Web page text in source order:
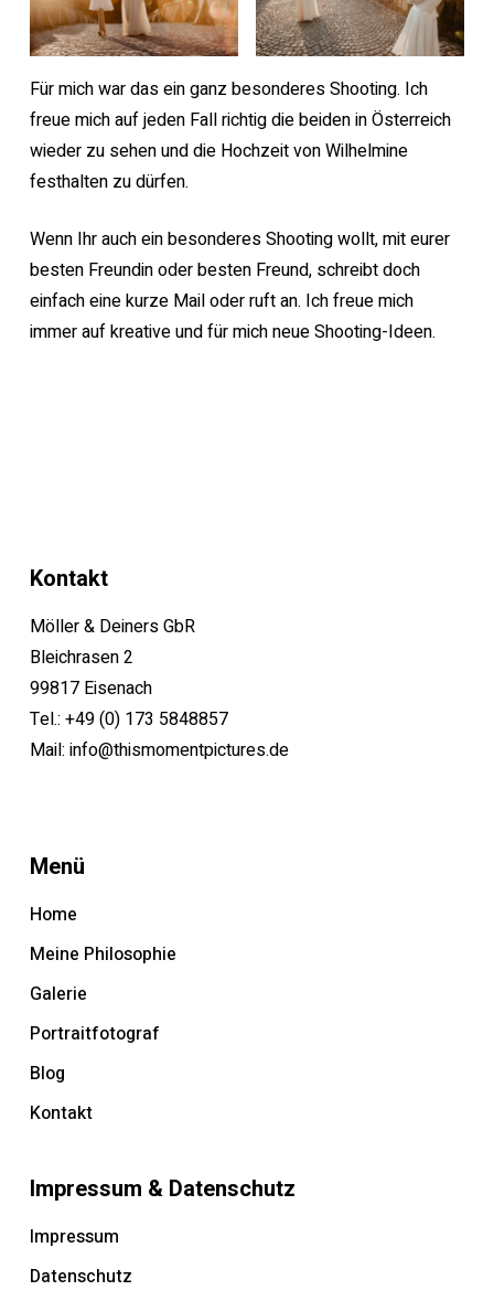
Für mich war das ein ganz besonderes Shooting. Ich
freue mich auf jeden Fall richtig die beiden in Österreich
wieder zu sehen und die Hochzeit von Wilhelmine
festhalten zu dürfen.
Wenn Ihr auch ein besonderes Shooting wollt, mit eurer
besten Freundin oder besten Freund, schreibt doch
einfach eine kurze Mail oder ruft an. Ich freue mich
immer auf kreative und für mich neue Shooting-Ideen.
Kontakt
Möller & Deiners GbR
Bleichrasen 2
99817 Eisenach
Tel.: +49 (0) 173 5848857
Mail: info@thismomentpictures.de
Menü
Home
Meine Philosophie
Galerie
Portraitfotograf
Blog
Kontakt
Impressum & Datenschutz
Impressum
Datenschutz